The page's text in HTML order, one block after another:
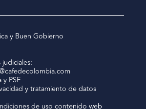
y Buen Gobierno
y PSE
y tratamiento de datos
de uso contenido web